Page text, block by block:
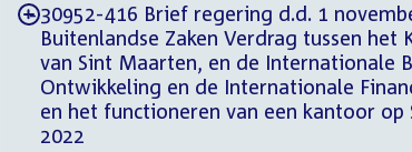
-30952-416 Brief regering d.d. 1
Buitenlandse Zaken Verdrag tussen
van Sint Maarten, en de Internationale
Ontwikkeling en de Internationale
en het functioneren van een kantoor
2022